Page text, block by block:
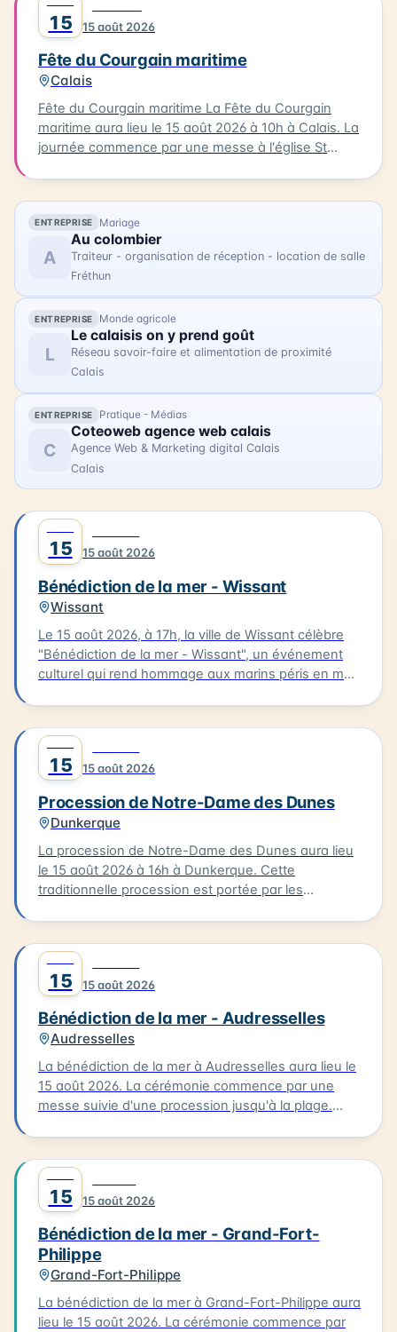
d'animations, de stands associatifs et d'un feu
d'artifices en soirée. Cette célébration est un
moment unique pour les habitants et les visiteurs
de Berck-sur-Mer.
15 15 août 2026
Fête du Courgain maritime
Calais
Fête du Courgain maritime La Fête du Courgain
maritime aura lieu le 15 août 2026 à 10h à Calais. La
journée commence par une messe à l'église St
pourrez découvrir des animations, des restaurants
proposant des plats à base de produits de la mer,
des joutes nautiques et des concerts. Accédez
librement au quartier du Courgain maritime pour
découvrir ces animations et profiter de la journée.
ENTREPRISE Mariage
A
Au colombier
Traiteur - organisation de réception - location de salle
Fréthun
ENTREPRISE Monde agricole
L
Le calaisis on y prend goût
Réseau savoir-faire et alimentation de proximité
Calais
ENTREPRISE Pratique - Médias
C
Coteoweb agence web calais
Agence Web & Marketing digital Calais
Calais
15 15 août 2026
Bénédiction de la mer - Wissant
Wissant
Le 15 août 2026, à 17h, la ville de Wissant célèbre
"Bénédiction de la mer - Wissant", un événement
culturel qui rend hommage aux marins péris en mer.
déroulera la bénédiction. Cette cérémonie sera
accompagnée de chants et aura lieu en présence
de flobarts, bateaux de pêche traditionnels. Ce
lieu dans un cadre emblématique de la Côte
d'Opale.
15 15 août 2026
Procession de Notre-Dame des Dunes
Dunkerque
La procession de Notre-Dame des Dunes aura lieu
le 15 août 2026 à 16h à Dunkerque. Cette
traditionnelle procession est portée par les
Notre-Dame des Dunes jusqu'au quai des Anglais.
Là, se déroule la bénédiction, suivie d'une sortie
des bateaux pour un dépôt de gerbe en mer.
15 15 août 2026
Bénédiction de la mer - Audresselles
Audresselles
La bénédiction de la mer à Audresselles aura lieu le
15 août 2026. La cérémonie commence par une
messe suivie d'une procession jusqu'à la plage.
les habitants et les visiteurs de la Côte d'Opale. La
bénédiction de la mer est un événement culturel qui
célèbre la richesse maritime de la région.
15 15 août 2026
Bénédiction de la mer - Grand-Fort-
Philippe
Grand-Fort-Philippe
La bénédiction de la mer à Grand-Fort-Philippe aura
lieu le 15 août 2026. La cérémonie commence par